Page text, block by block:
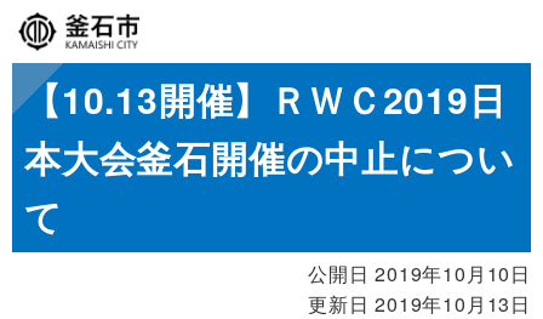
【10.13開催】ＲＷＣ2019日
本大会釜石開催の中止につい
て
公開日 2019年10月10日
更新日 2019年10月13日